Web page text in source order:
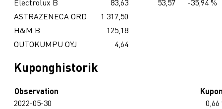
Electrolux B
83,63 53,57
-35,94 %
ASTRAZENECA ORD
1 317,50
H&M B
125,18
OUTOKUMPU OYJ
4,64
Kuponghistorik
Observation
2022-05-30
0,66